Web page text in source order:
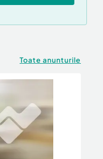
Toate anunturile